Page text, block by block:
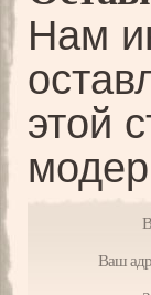
Нам
этой
Ваш